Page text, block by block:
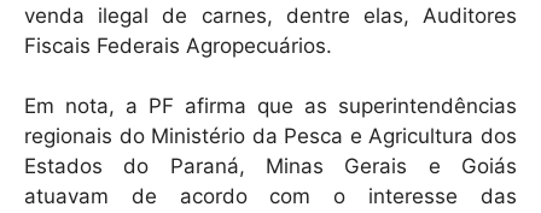
venda ilegal de carnes, dentre elas, Auditores
Fiscais Federais Agropecuários.
Em nota, a PF afirma que as superintendências
regionais do Ministério da Pesca e Agricultura dos
Estados do Paraná, Minas Gerais e Goiás
atuavam de acordo com o interesse das